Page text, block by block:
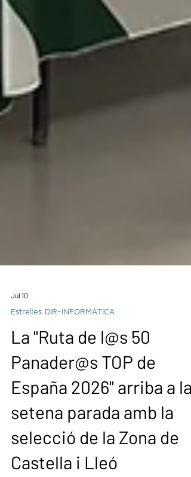
Estrelles DIR-INFORMÀTICA
La "Ruta de l@s 50
Panader@s TOP de
España 2026" arriba a la
setena parada amb la
selecció de la Zona de